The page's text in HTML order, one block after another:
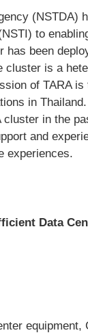
(NSTDA)
to
been
cluster is a
of TARA
in
in the
and
experiences.
Data
equipment,